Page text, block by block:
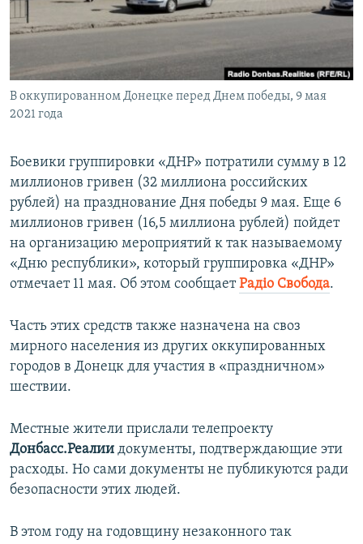
ПОБЕДИТЕЛЕЙ НЕ СУДЯТ?
ELIFBE
УКРАИНСКАЯ ПРОБЛЕМА КРЫМА
ПРИСОЕДИНЯЙТЕСЬ!
Все сайты RFE/RL
В оккупированном Донецке перед Днем победы, 9 мая
2021 года
Боевики группировки «ДНР» потратили сумму в 12
миллионов гривен (32 миллиона российских
рублей) на празднование Дня победы 9 мая. Еще 6
миллионов гривен (16,5 миллиона рублей) пойдет
на организацию мероприятий к так называемому
«Дню республики», который группировка «ДНР»
отмечает 11 мая. Об этом сообщаетРадiо Свобода.
Часть этих средств также назначена на своз
мирного населения из других оккупированных
городов в Донецк для участия в «праздничном»
шествии.
Местные жители прислали телепроекту
Донбасс.Реалии документы, подтверждающие эти
расходы. Но сами документы не публикуются ради
безопасности этих людей.
В этом году на годовщину незаконного так